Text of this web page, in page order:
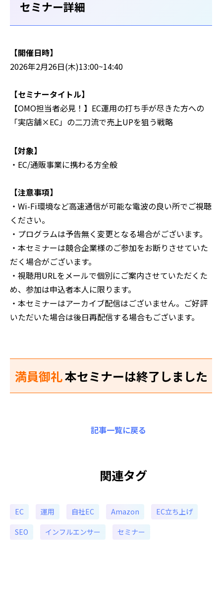
セミナー詳細
【開催日時】
2026年2月26日(木)13:00~14:40
【セミナータイトル】
【OMO担当者必見！】EC運用の打ち手が尽きた方への
「実店舗×EC」の二刀流で売上UPを狙う戦略
【対象】
・EC/通販事業に携わる方全般
【注意事項】
‍・Wi-Fi環境など高速通信が可能な電波の良い所でご視聴
ください。
・プログラムは予告無く変更となる場合がございます。
・本セミナーは競合企業様のご参加をお断りさせていた
だく場合がございます。
・視聴用URLをメールで個別にご案内させていただくた
め、参加は申込者本人に限ります。
・本セミナーはアーカイブ配信はございません。ご好評
いただいた場合は後日再配信する場合もございます。
満員御礼本セミナーは終了しました
記事一覧に戻る
関連タグ
EC 運用 自社EC Amazon EC立ち上げ
SEO インフルエンサー セミナー